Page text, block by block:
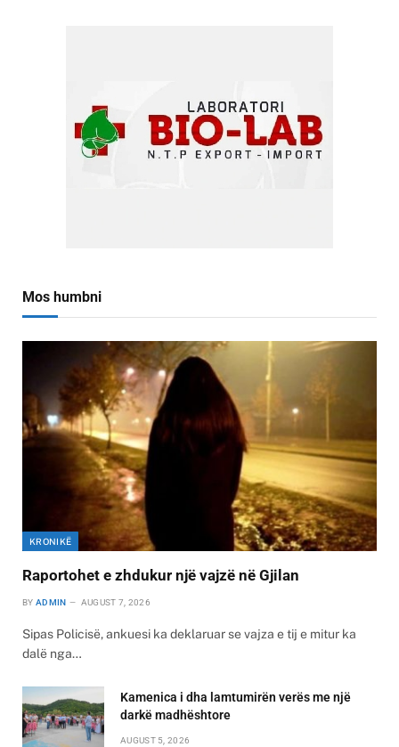
Mos humbni
KRONIKË
Raportohet e zhdukur një vajzë në Gjilan
BY ADMIN AUGUST 7, 2026
Sipas Policisë, ankuesi ka deklaruar se vajza e tij e mitur ka
dalë nga…
Kamenica i dha lamtumirën verës me një
darkë madhështore
AUGUST 5, 2026